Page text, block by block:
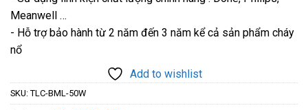
Meanwell …
- Hỗ trợ bảo hành từ 2 năm đến 3 năm kể cả sản phẩm cháy
nổ
Add to wishlist
SKU: TLC-BML-50W